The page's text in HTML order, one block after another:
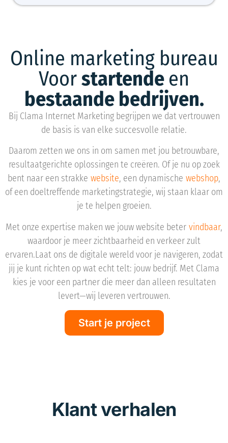
Online marketing bureau
Voorstartende en
bestaande bedrijven.
Bij Clama Internet Marketing begrijpen we dat vertrouwen
de basis is van elke succesvolle relatie.
Daarom zetten we ons in om samen met jou betrouwbare,
resultaatgerichte oplossingen te creëren. Of je nu op zoek
bent naar een strakke website, een dynamische webshop,
of een doeltreffende marketingstrategie, wij staan klaar om
je te helpen groeien.
Met onze expertise maken we jouw website beter vindbaar,
waardoor je meer zichtbaarheid en verkeer zult
ervaren.Laat ons de digitale wereld voor je navigeren, zodat
jij je kunt richten op wat echt telt: jouw bedrijf. Met Clama
kies je voor een partner die meer dan alleen resultaten
levert—wij leveren vertrouwen.
Start je project
Klant verhalen